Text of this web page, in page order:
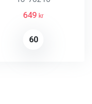
649 kr
60